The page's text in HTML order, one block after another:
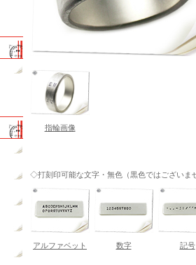
指輪画像
◇打刻印可能な文字・無色（黒色ではございま
アルファベット 数字 記号